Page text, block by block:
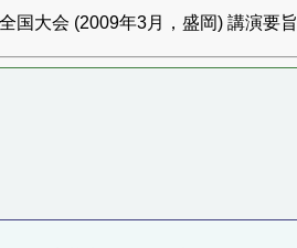
国大会 (2009年3月，盛岡) 講演要旨